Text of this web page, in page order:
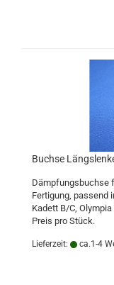
Buchse
Dämpfungsbuchse
Fertigung, passend
Kadett B/C,
Preis pro Stück.
Lieferzeit: ca.1-4